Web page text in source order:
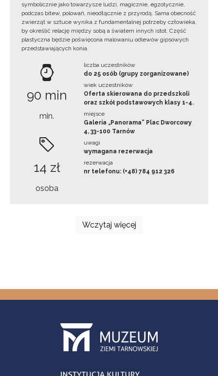
symbolicznie jako towarzysze ludzi, magicznie, egzotycznie,
podczas bitew, polowań, nieodłącznie z przyrodą. Sama obecność
zwierząt w sztuce wynika z fundamentalnej potrzeby człowieka,
by określić relację między sobą a światem innych istot. Część
plastyczna będzie poświęcona malowaniu odlewów gipsowych
przedstawiających konia.
90 min
min.
14 zł
osoba
liczba uczestników
do 25 osób (grupy zorganizowane)
wiek uczestników
Oferta skierowana do przedszkoli
oraz szkół podstawowych klasy 1-4.
miejsce
Galeria „Panorama” Plac Dworcowy
4, 33-100 Tarnów
uwagi
wymagana rezerwacja
rezerwacja
nr telefonu: (+48) 784 912 326
Wczytaj więcej